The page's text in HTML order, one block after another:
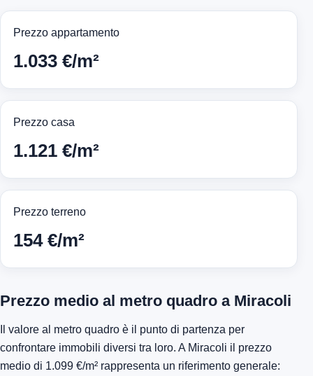
Prezzo appartamento
1.033 €/m²
Prezzo casa
1.121 €/m²
Prezzo terreno
154 €/m²
Prezzo medio al metro quadro a Miracoli
Il valore al metro quadro è il punto di partenza per
confrontare immobili diversi tra loro. A Miracoli il prezzo
medio di 1.099 €/m² rappresenta un riferimento generale: